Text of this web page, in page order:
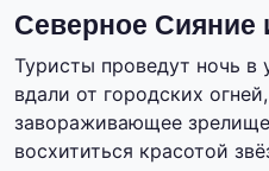
Северное Сияние
Туристы проведут ночь в
вдали от городских
завораживающее
восхититься красотой